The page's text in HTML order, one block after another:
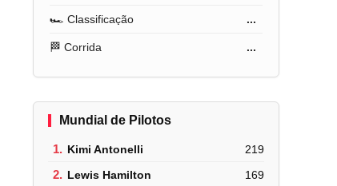
🏎️ Classificação ...
🏁 Corrida ...
Mundial de Pilotos
1. Kimi Antonelli 219
2. Lewis Hamilton 169